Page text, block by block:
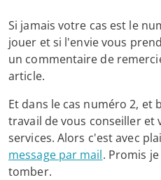
Si jamais votre cas est le
jouer et si l'envie vous
un commentaire de
article.
Et dans le cas numéro 2, et
travail de vous conseiller et
services. Alors c'est avec
message par mail. Promis
tomber.